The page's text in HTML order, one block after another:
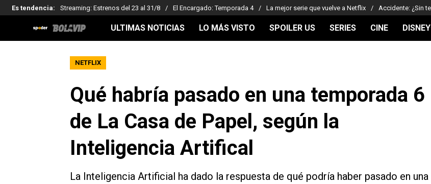
Es tendencia: Streaming: Estrenos del 23 al 31/8 El Encargado: Temporada 4 La mejor serie que vuelve a Netflix Accidente: ¿Sin
ULTIMAS NOTICIAS LO MÁS VISTO SPOILER US SERIES CINE
NETFLIX
Qué habría pasado en una temporada 6
de La Casa de Papel, según la
Inteligencia Artifical
La Inteligencia Artificial ha dado la respuesta de qué podría haber pasado en una